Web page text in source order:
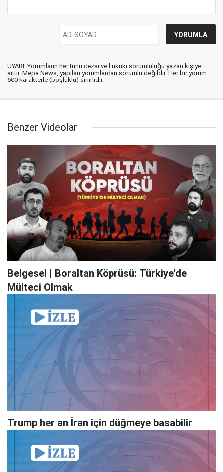
UYARI: Yorumların her türlü cezai ve hukuki sorumluluğu yazan kişiye
aittir. Mepa News, yapılan yorumlardan sorumlu değildir. Her bir yorum
600 karakterle (boşluklu) sınırlıdır.
Benzer Videolar
Belgesel | Boraltan Köprüsü: Türkiye'de
Mülteci Olmak
Trump her an İran için düğmeye basabilir